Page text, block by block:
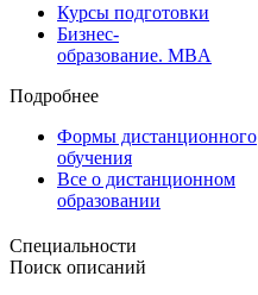
Курсы подготовки
Бизнес-
образование. MBA
Подробнее
Формы дистанционного
обучения
Все о дистанционном
образовании
Специальности
Поиск описаний